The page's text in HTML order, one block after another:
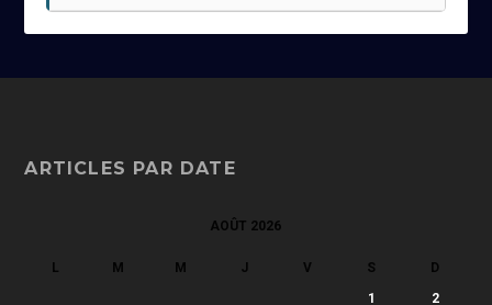
ARTICLES PAR DATE
AOÛT 2026
L M M J V S D
1 2